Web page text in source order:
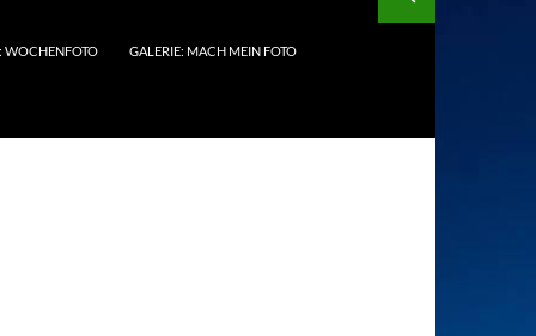
WOCHENFOTO GALERIE: MACH MEIN FOTO